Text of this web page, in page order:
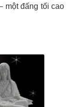
một đấng tối cao